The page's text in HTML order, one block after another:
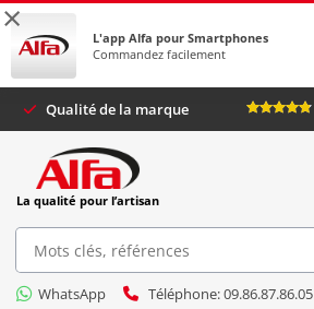
×
L'app Alfa pour Smartphones
Commandez facilement
Qualité de la marque
La qualité pour l’artisan
WhatsApp Téléphone: 09.86.87.86.05